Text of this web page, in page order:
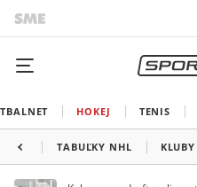
HOKEJ TENIS
TABUĽKY NHL